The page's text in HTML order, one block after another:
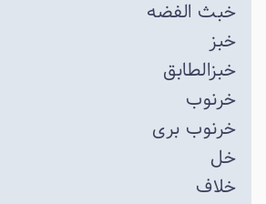
خبث الفضه
خبز
خبزالطابق
خرنوب
خرنوب بری
خل
خلاف